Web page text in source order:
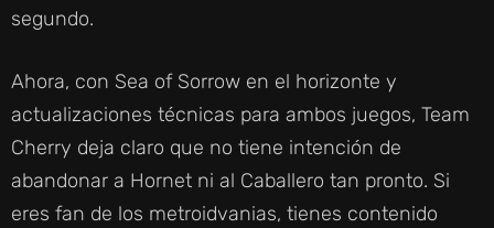
segundo.
Ahora, con Sea of Sorrow en el horizonte y
actualizaciones técnicas para ambos juegos, Team
Cherry deja claro que no tiene intención de
abandonar a Hornet ni al Caballero tan pronto. Si
eres fan de los metroidvanias, tienes contenido